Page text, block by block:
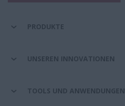
PRODUKTE
UNSEREN INNOVATIONEN
TOOLS UND ANWENDUNGEN